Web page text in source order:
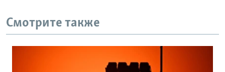
Смотрите также